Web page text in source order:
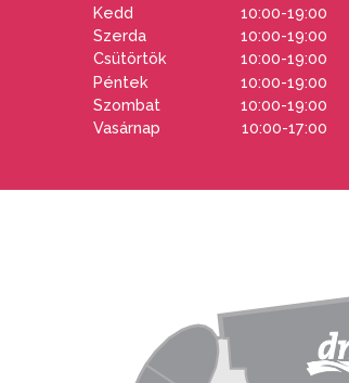
Kedd
10:00-19:00
Szerda
10:00-19:00
Csütörtök
10:00-19:00
Péntek
10:00-19:00
Szombat
10:00-19:00
Vasárnap
10:00-17:00